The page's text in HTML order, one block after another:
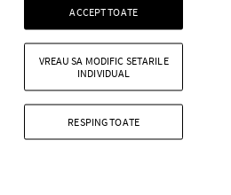
ACCEPT TOATE
RESPING TOATE
VREAU SA MODIFIC SETARILE
INDIVIDUAL